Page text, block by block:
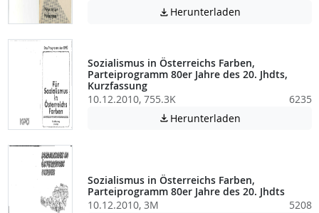
 Herunterladen
Sozialismus in Österreichs Farben,
Parteiprogramm 80er Jahre des 20. Jhdts,
Kurzfassung
10.12.2010, 755.3K
6235
 Herunterladen
Sozialismus in Österreichs Farben,
Parteiprogramm 80er Jahre des 20. Jhdts
10.12.2010, 3M
5208